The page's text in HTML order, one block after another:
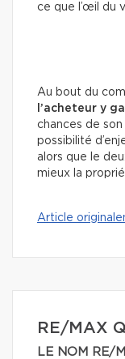
ce que l’œil du
Au bout du
l’acheteur y
chances de
possibilité
alors que le
mieux la
Article
RE/MAX
LE NOM RE/